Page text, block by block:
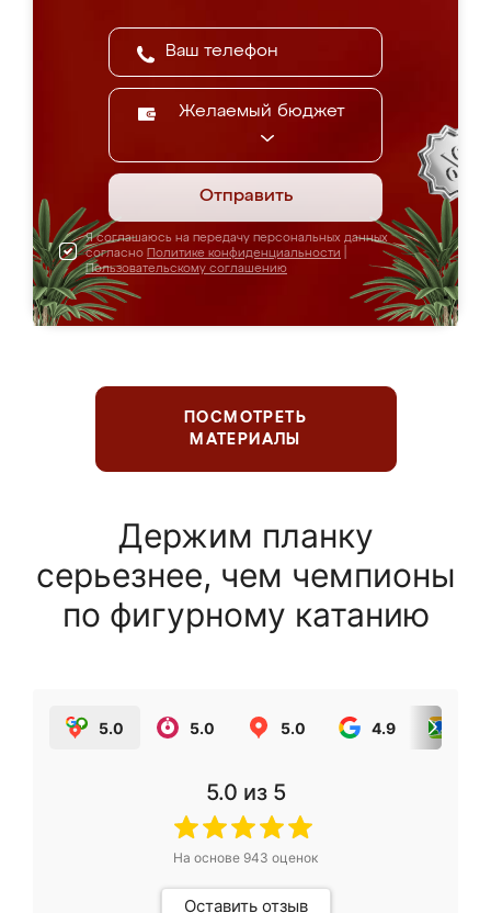
Желаемый бюджет
Отправить
Я соглашаюсь на передачу персональных данных
согласно Политике конфиденциальности
Пользовательскому соглашению
ПОСМОТРЕТЬ
МАТЕРИАЛЫ
Держим планку
серьезнее, чем чемпионы
по фигурному катанию
5.0 5.0 5.0 4.9
5.0 из 5
На основе 943 оценок
Оставить отзыв